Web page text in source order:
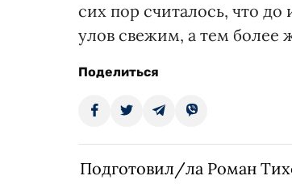
сих пор считалось, что
улов свежим, а тем более
Поделиться
Подготовил/ла Роман